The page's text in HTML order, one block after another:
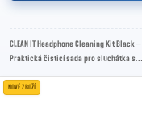
CLEAN IT Headphone Cleaning Kit Black –
Praktická čisticí sada pro sluchátka s
detailní...
NOVÉ ZBOŽÍ